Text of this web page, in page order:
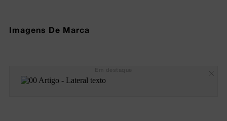
Imagens De Marca